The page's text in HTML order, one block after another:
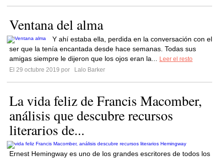
Ventana del alma
Y ahí estaba ella, perdida en la conversación con el
ser que la tenía encantada desde hace semanas. Todas sus
amigas siempre le dijeron que los ojos eran la...
Leer el resto
El 29 octubre 2019 por
Lalo Barker
La vida feliz de Francis Macomber,
análisis que descubre recursos
literarios de...
Ernest Hemingway es uno de los grandes escritores de todos los